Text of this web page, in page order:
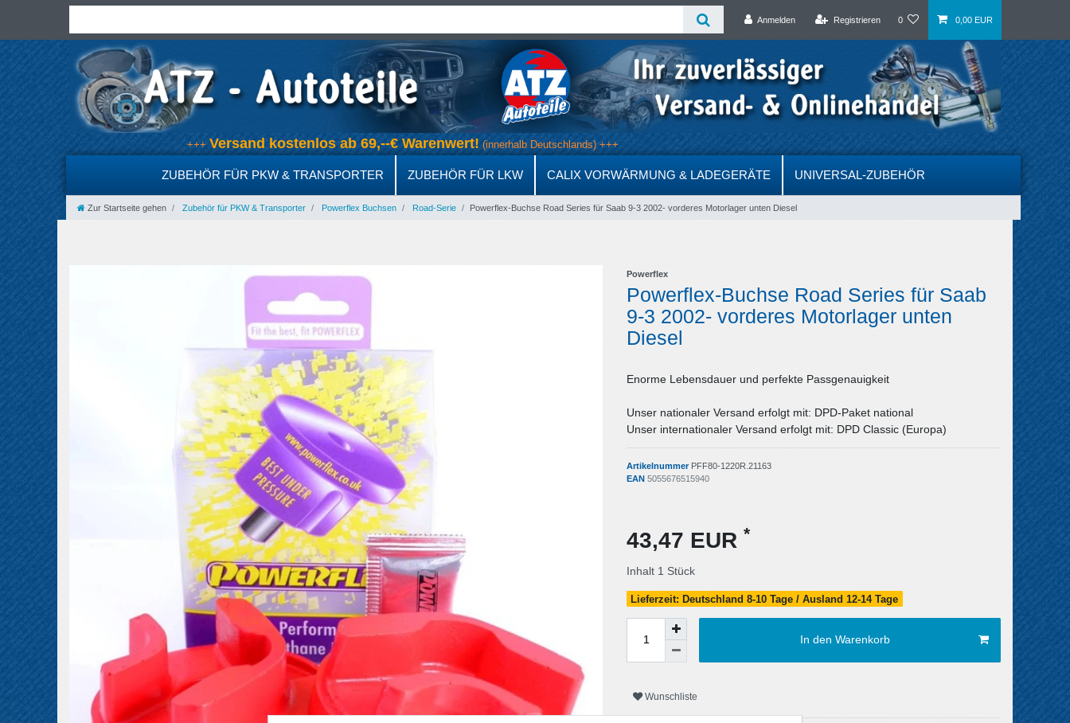
Anmelden Registrieren 0 0,00 EUR
+++Versand kostenlos ab 69,--€ Warenwert!(innerhalb Deutschlands) +++
ZUBEHÖR FÜR PKW & TRANSPORTER ZUBEHÖR FÜR LKW CALIX VORWÄRMUNG & LADEGERÄTE UNIVERSAL-ZUBEHÖR
Zur Startseite gehen Zubehör für PKW & Transporter Powerflex Buchsen Road-Serie Powerflex-Buchse Road Series für Saab 9-3 2002- vorderes Motorlager unten Diesel
Powerflex
Powerflex-Buchse Road Series für Saab
9-3 2002- vorderes Motorlager unten
Diesel
Enorme Lebensdauer und perfekte Passgenauigkeit
Unser nationaler Versand erfolgt mit: DPD-Paket national
Unser internationaler Versand erfolgt mit: DPD Classic (Europa)
Artikelnummer PFF80-1220R.21163
EAN 5055676515940
43,47 EUR *
Inhalt 1 Stück
Lieferzeit: Deutschland 8-10 Tage / Ausland 12-14 Tage
In den Warenkorb
Wunschliste